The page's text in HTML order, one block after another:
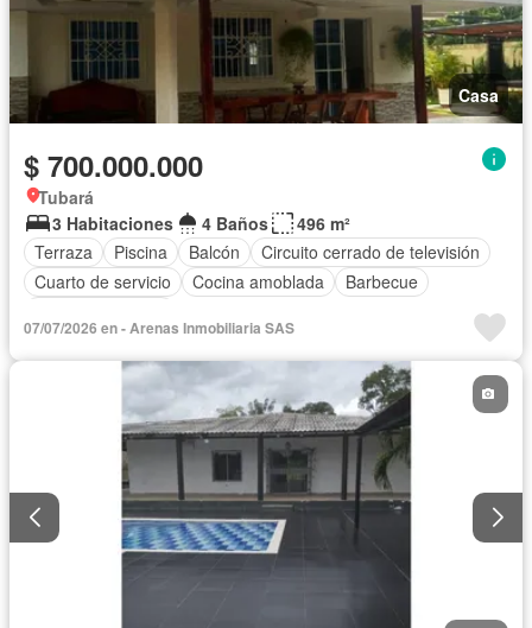
Casa
$ 700.000.000
Tubará
3 Habitaciones
4 Baños
496 m²
Terraza
Piscina Balcón
Circuito cerrado de televisión
Cuarto de servicio
Cocina amoblada
Barbecue
07/07/2026 en - Arenas Inmobiliaria SAS